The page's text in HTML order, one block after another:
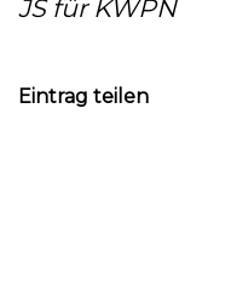
JS für KWPN
Eintrag teilen